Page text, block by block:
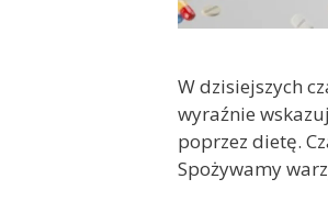
W dzisiejszych
wyraźnie
poprzez dietę.
Spożywamy